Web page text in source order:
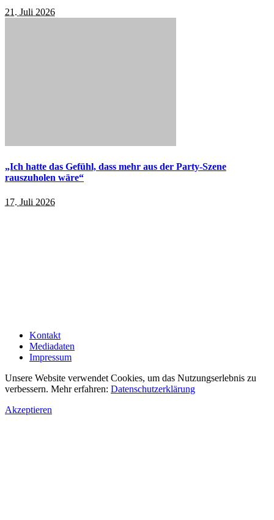
21. Juli 2026
„Ich hatte das Gefühl, dass mehr aus der Party-Szene
rauszuholen wäre“
17. Juli 2026
Kontakt
Mediadaten
Impressum
Unsere Website verwendet Cookies, um das Nutzungserlebnis zu
verbessern. Mehr erfahren: Datenschutzerklärung
Akzeptieren